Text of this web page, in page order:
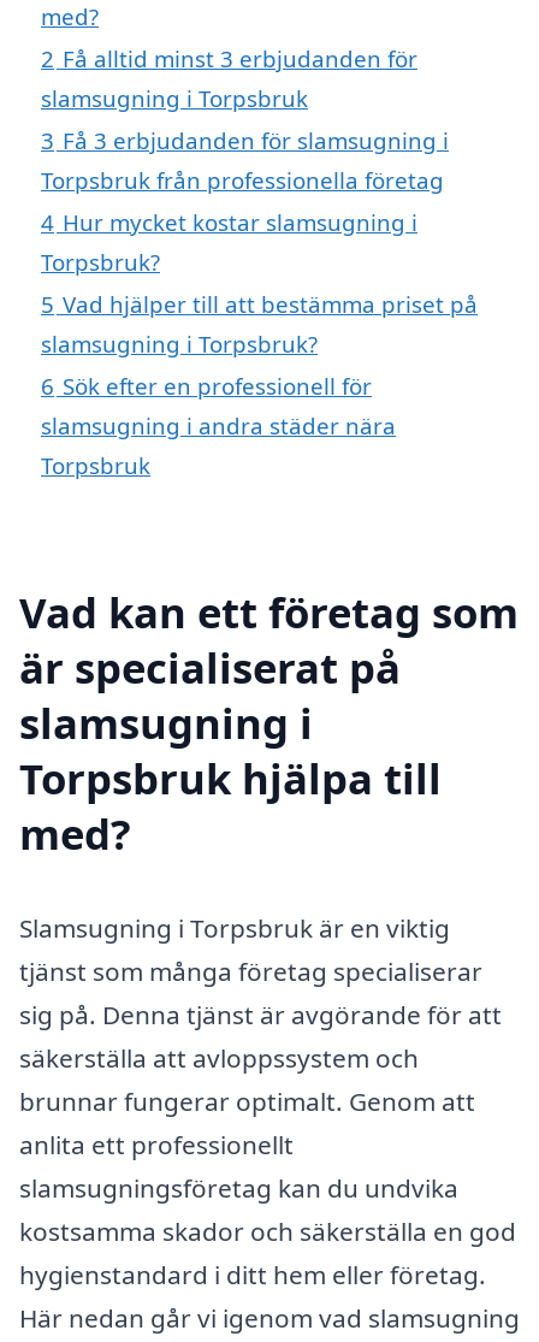
med?
2 Få alltid minst 3 erbjudanden för
slamsugning i Torpsbruk
3 Få 3 erbjudanden för slamsugning i
Torpsbruk från professionella företag
4 Hur mycket kostar slamsugning i
Torpsbruk?
5 Vad hjälper till att bestämma priset på
slamsugning i Torpsbruk?
6 Sök efter en professionell för
slamsugning i andra städer nära
Torpsbruk
Vad kan ett företag som
är specialiserat på
slamsugning i
Torpsbruk hjälpa till
med?
Slamsugning i Torpsbruk är en viktig
tjänst som många företag specialiserar
sig på. Denna tjänst är avgörande för att
säkerställa att avloppssystem och
brunnar fungerar optimalt. Genom att
anlita ett professionellt
slamsugningsföretag kan du undvika
kostsamma skador och säkerställa en god
hygienstandard i ditt hem eller företag.
Här nedan går vi igenom vad slamsugning